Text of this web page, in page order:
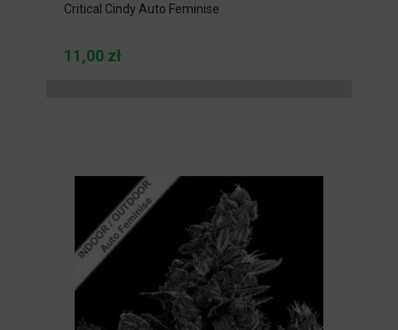
Critical Cindy Auto Feminise
11,00 zł